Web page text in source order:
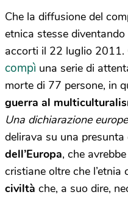
Che la diffusione del
etnica stesse
accorti il 22 luglio 2011.
compì una serie di
morte di 77 persone, in
guerra al
Una dichiarazione
delirava su una presunta
dell’Europa, che
cristiane oltre che l’etnia
civiltà che, a suo dire,